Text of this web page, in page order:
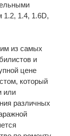
1.2, 1.4, 1.6D,
из самых
и
цене
который
или
различных